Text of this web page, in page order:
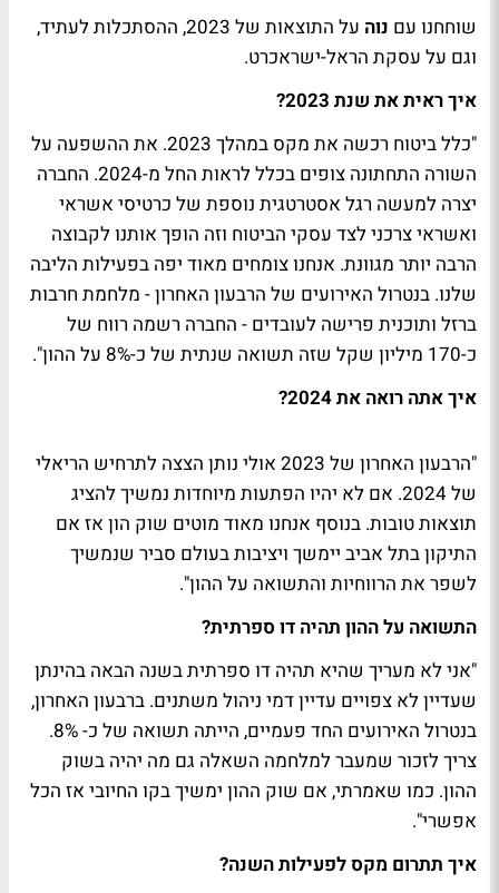
שוחחנו עם נוה
על התוצאות של 2023, ההסתכלות לעתיד,
וגם על עסקת הראל-ישראכרט.
איך ראית את שנת 2023?
"כלל ביטוח רכשה את מקס במהלך 2023. את ההשפעה על
השורה התחתונה צופים בכלל לראות החל מ-2024. החברה
יצרה למעשה רגל אסטרטגית נוספת של כרטיסי אשראי
ואשראי צרכני לצד עסקי הביטוח וזה הופך אותנו לקבוצה
הרבה יותר מגוונת. אנחנו צומחים מאוד יפה בפעילות הליבה
שלנו. בנטרול האירועים של הרבעון האחרון - מלחמת חרבות
ברזל ותוכנית פרישה לעובדים - החברה רשמה רווח של
כ-170 מיליון שקל שזה תשואה שנתית של כ-8% על ההון".
איך אתה רואה את 2024?
"הרבעון האחרון של 2023 אולי נותן הצצה לתרחיש הריאלי
של 2024. אם לא יהיו הפתעות מיוחדות נמשיך להציג
תוצאות טובות. בנוסף אנחנו מאוד מוטים שוק הון אז אם
התיקון בתל אביב יימשך ויציבות בעולם סביר שנמשיך
לשפר את הרווחיות והתשואה על ההון".
התשואה על ההון תהיה דו ספרתית?
"אני לא מעריך שהיא תהיה דו ספרתית בשנה הבאה בהינתן
שעדיין לא צפויים עדיין דמי ניהול משתנים. ברבעון האחרון,
בנטרול האירועים החד פעמיים, הייתה תשואה של כ- 8%.
צריך לזכור שמעבר למלחמה השאלה גם מה יהיה בשוק
ההון. כמו שאמרתי, אם שוק ההון ימשיך בקו החיובי אז הכל
אפשרי".
איך תתרום מקס לפעילות השנה?